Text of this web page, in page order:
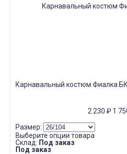
Карнавальный костюм Фиалка
2 230 ₽ 1
Размер:
Выберите опции товара
Склад: Под заказ
Под заказ